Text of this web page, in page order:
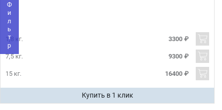
Фильтр
1,8 кг. 3300 ₽
7,5 кг. 9300 ₽
15 кг. 16400 ₽
Купить в 1 клик